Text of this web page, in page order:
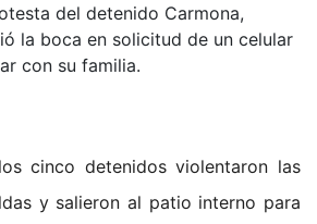
del detenido Carmona,
la boca en solicitud de un celular
con su familia.
cinco detenidos violentaron las
y salieron al patio interno para